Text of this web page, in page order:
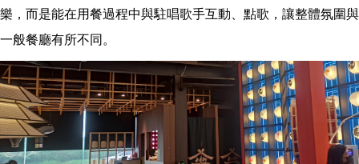
樂，而是能在用餐過程中與駐唱歌手互動、點歌，讓整體氛圍與
一般餐廳有所不同。